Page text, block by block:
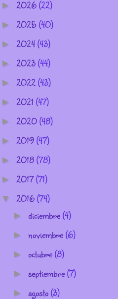
► 2026(22)
► 2025(40)
► 2024(43)
► 2023(44)
► 2022(43)
► 2021 (47)
► 2020(48)
► 2019(47)
► 2018(78)
► 2017(71)
▼ 2016(74)
► diciembre(4)
► noviembre(6)
► octubre(8)
► septiembre(7)
► agosto(3)